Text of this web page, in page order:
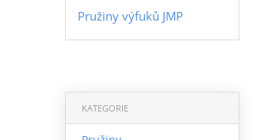
Pružiny výfuků JMP
KATEGORIE